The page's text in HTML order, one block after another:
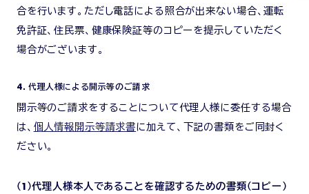
合を行います。ただし電話による照合が出来ない場合、運転
免許証、住民票、健康保険証等のコピーを提示していただく
場合がございます。
4．代理人様による開示等のご請求
開示等のご請求をすることについて代理人様に委任する場合
は、 個人情報開示等請求書に加えて、下記の書類をご同封く
ださい。
（1）代理人様本人であることを確認するための書類（コピー）